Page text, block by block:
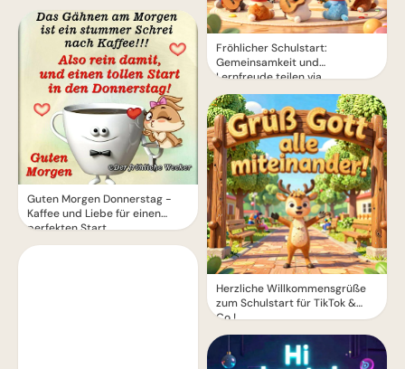
Guten Morgen Donnerstag -
Kaffee und Liebe für einen
perfekten Start
Fröhlicher Schulstart:
Gemeinsamkeit und
Lernfreude teilen via
WhatsApp!
Herzliche Willkommensgrüße
zum Schulstart für TikTok &
Co.!